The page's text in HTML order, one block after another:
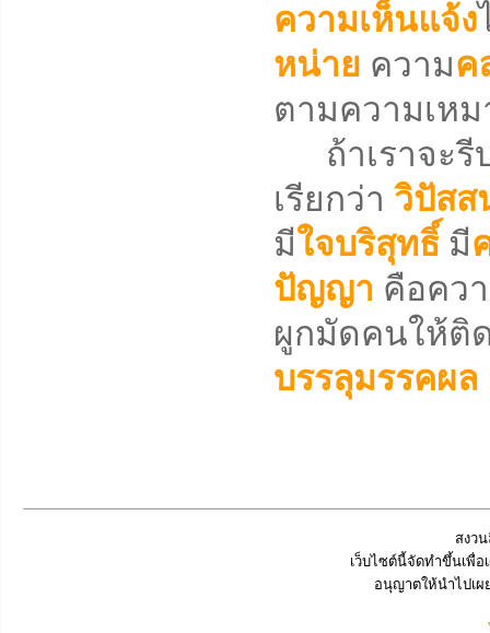
ความเห็นแจ้ง
หน่าย ความค
ตามความเห
ถ้าเราจะรี
เรียกว่า วิปัสส
มีใจบริสุทธิ์ มี
ปัญญา คือคว
ผูกมัดคนให้ติ
บรรลุมรรคผล
สงว
เว็บไซต์นี้จัดทำขึ้นเพื่
อนุญาตให้นำไปเ